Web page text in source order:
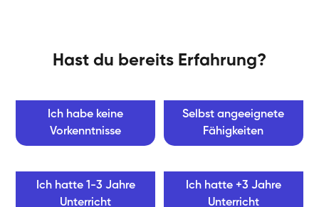
Hast du bereits Erfahrung?
Ich habe keine
Vorkenntnisse
Selbst angeeignete
Fähigkeiten
Ich hatte 1-3 Jahre
Unterricht
Ich hatte +3 Jahre
Unterricht